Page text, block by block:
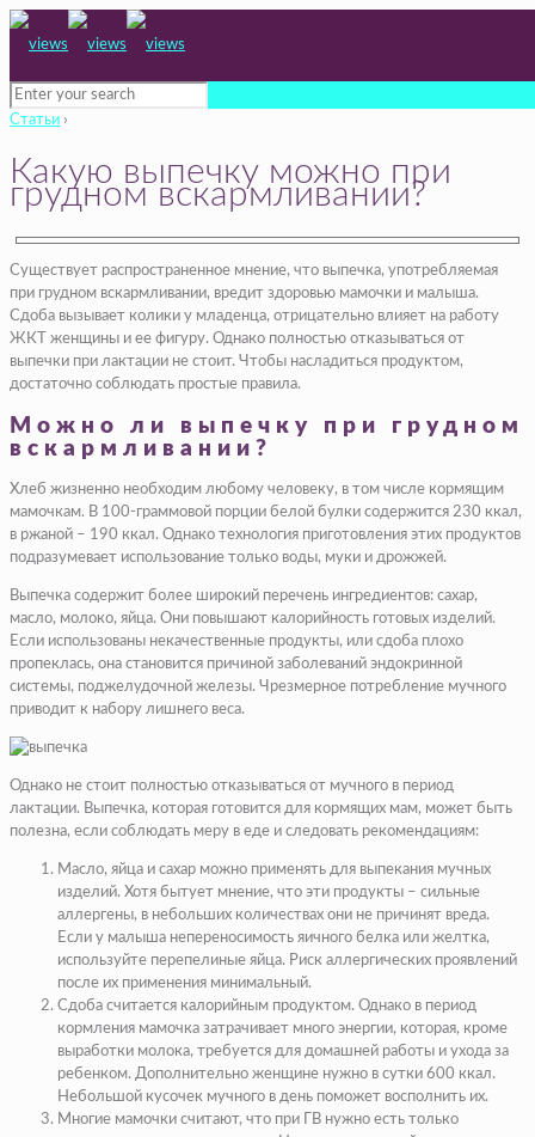
Статьи ›
Какую выпечку можно при
грудном вскармливании?
Существует распространенное мнение, что выпечка, употребляемая
при грудном вскармливании, вредит здоровью мамочки и малыша.
Сдоба вызывает колики у младенца, отрицательно влияет на работу
ЖКТ женщины и ее фигуру. Однако полностью отказываться от
выпечки при лактации не стоит. Чтобы насладиться продуктом,
достаточно соблюдать простые правила.
Можно ли выпечку при грудном
вскармливании?
Хлеб жизненно необходим любому человеку, в том числе кормящим
мамочкам. В 100-граммовой порции белой булки содержится 230 ккал,
в ржаной – 190 ккал. Однако технология приготовления этих продуктов
подразумевает использование только воды, муки и дрожжей.
Выпечка содержит более широкий перечень ингредиентов: сахар,
масло, молоко, яйца. Они повышают калорийность готовых изделий.
Если использованы некачественные продукты, или сдоба плохо
пропеклась, она становится причиной заболеваний эндокринной
системы, поджелудочной железы. Чрезмерное потребление мучного
приводит к набору лишнего веса.
Однако не стоит полностью отказываться от мучного в период
лактации. Выпечка, которая готовится для кормящих мам, может быть
полезна, если соблюдать меру в еде и следовать рекомендациям:
Масло, яйца и сахар можно применять для выпекания мучных
изделий. Хотя бытует мнение, что эти продукты – сильные
аллергены, в небольших количествах они не причинят вреда.
Если у малыша непереносимость яичного белка или желтка,
используйте перепелиные яйца. Риск аллергических проявлений
после их применения минимальный.
Сдоба считается калорийным продуктом. Однако в период
кормления мамочка затрачивает много энергии, которая, кроме
выработки молока, требуется для домашней работы и ухода за
ребенком. Дополнительно женщине нужно в сутки 600 ккал.
Небольшой кусочек мучного в день поможет восполнить их.
Многие мамочки считают, что при ГВ нужно есть только